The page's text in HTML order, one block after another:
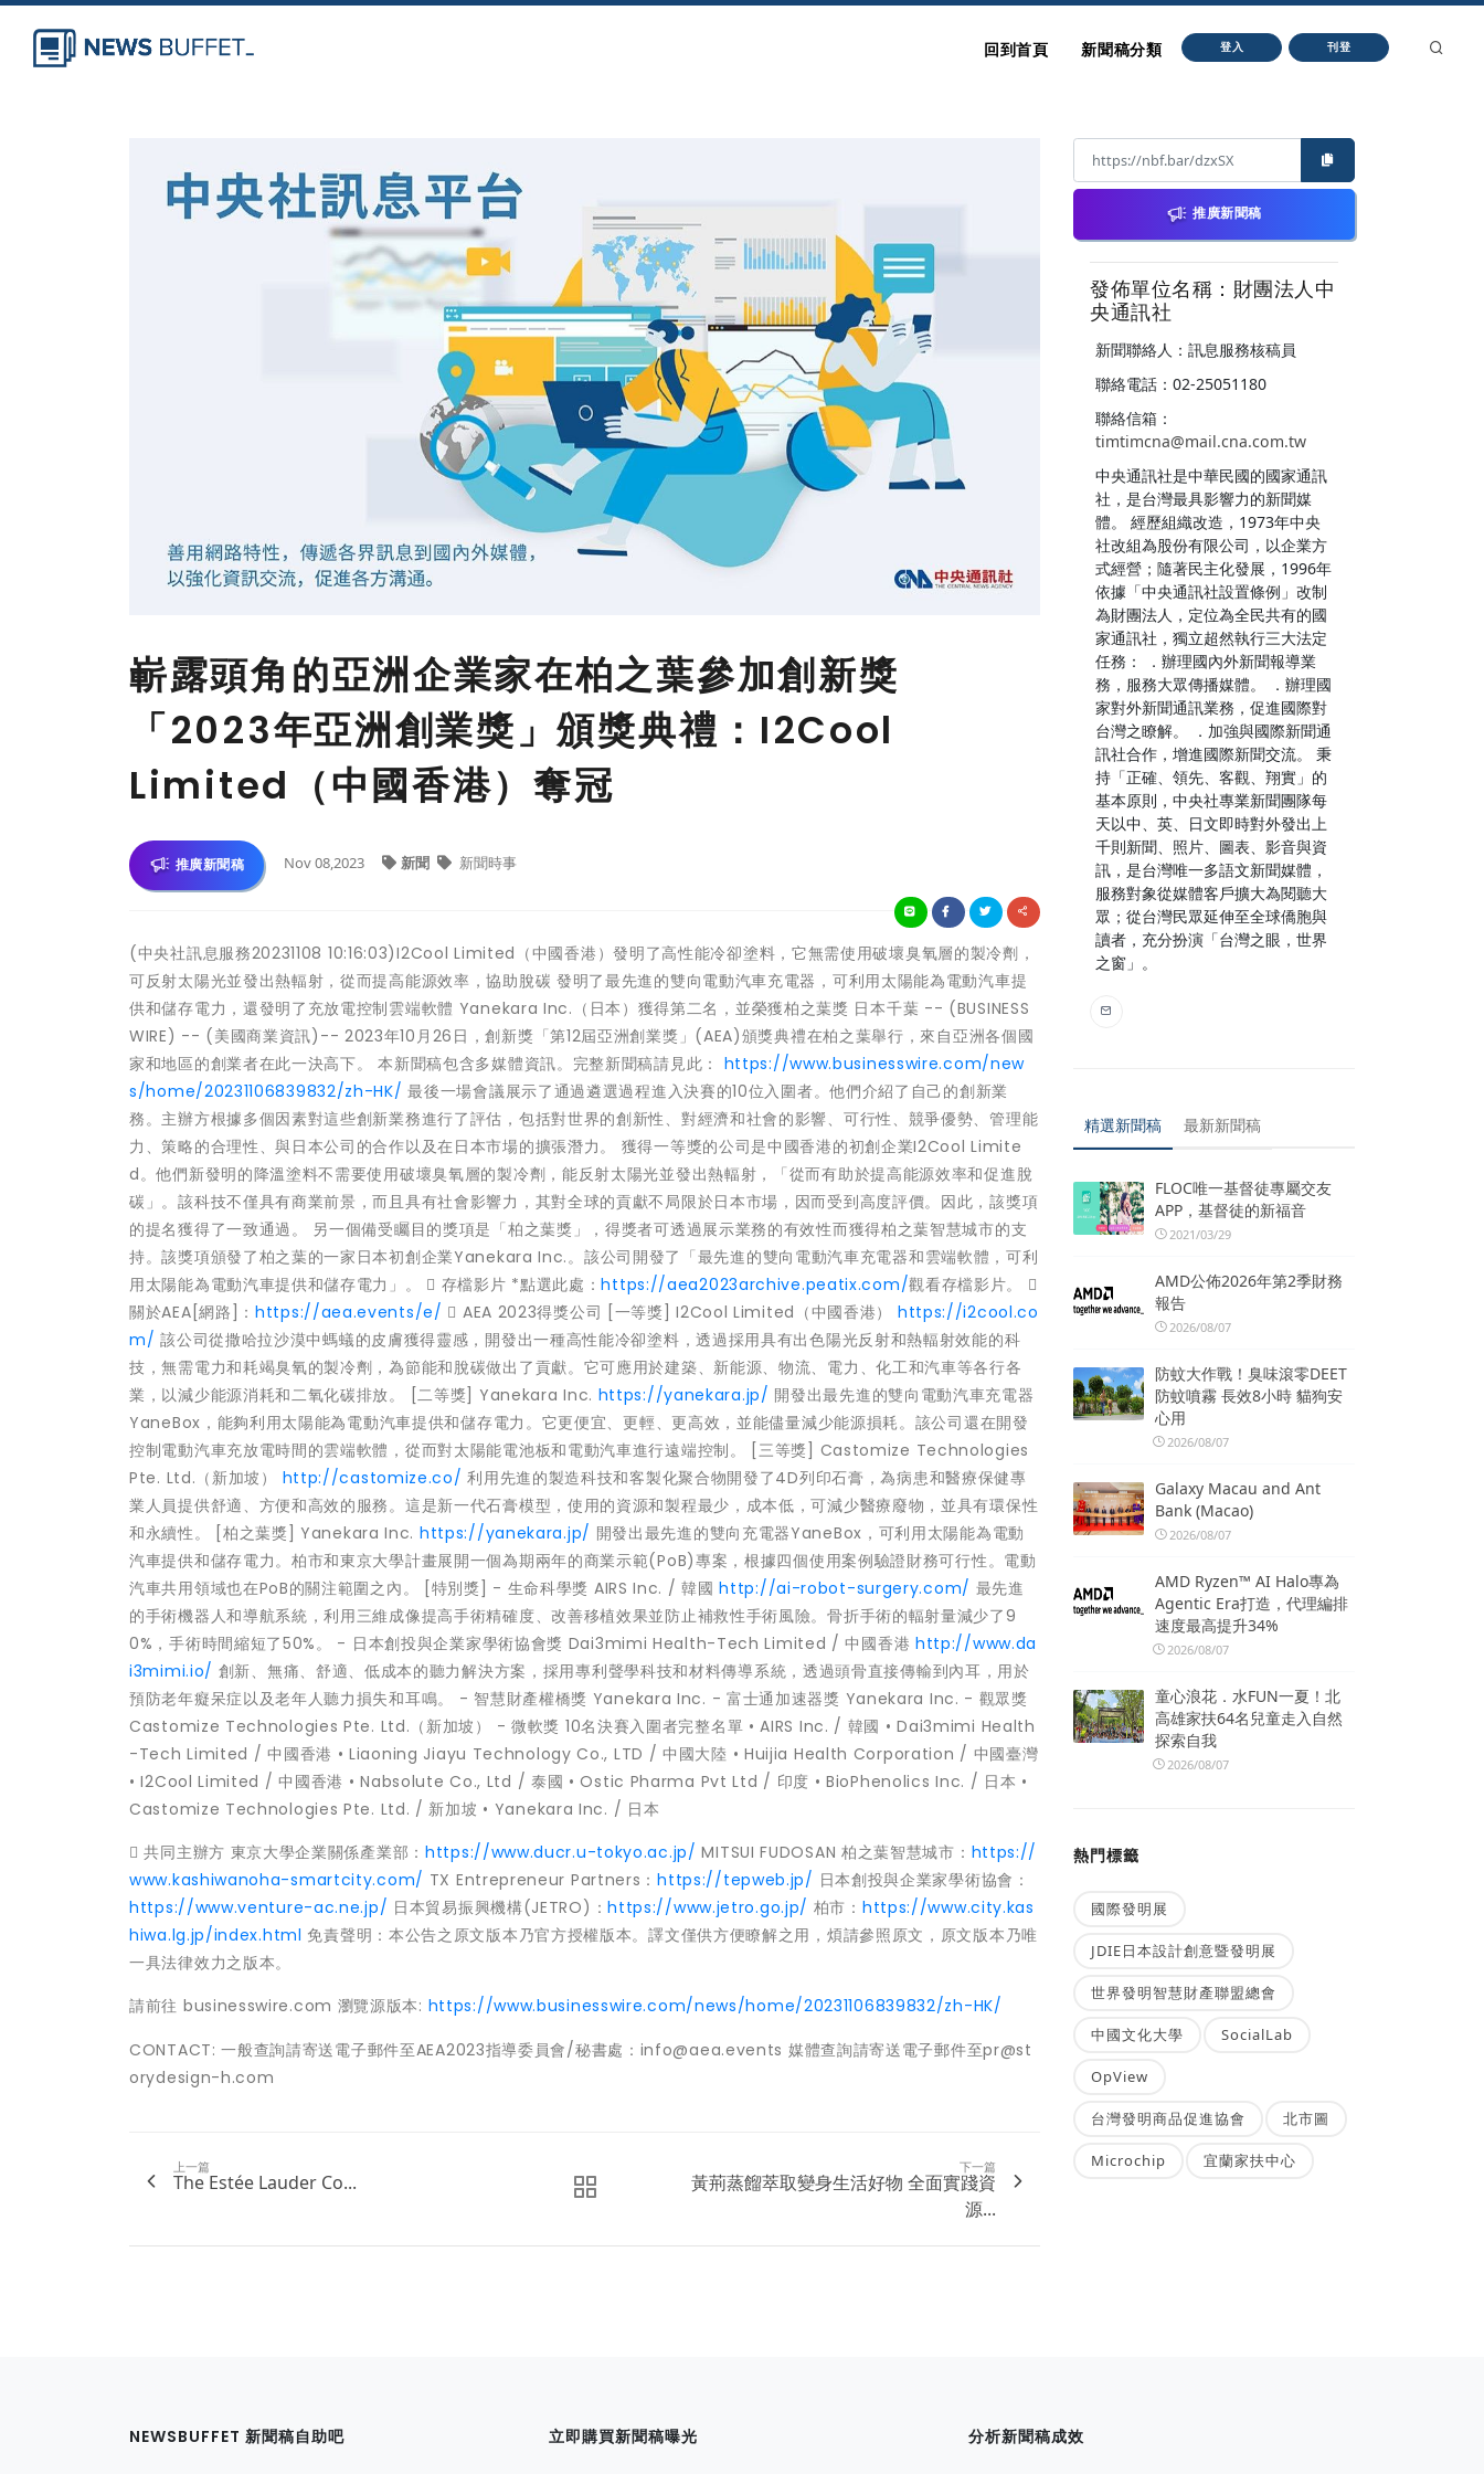
回到首頁 新聞稿分類 登入 刊登
嶄露頭角的亞洲企業家在柏之葉參加創新獎
「2023年亞洲創業獎」頒獎典禮：I2Cool
Limited（中國香港）奪冠
推廣新聞稿 Nov 08,2023 新聞 新聞時事
(中央社訊息服務20231108 10:16:03)I2Cool Limited（中國香港）發明了高性能冷卻塗料，它無需使用破壞臭氧層的製冷劑，
可反射太陽光並發出熱輻射，從而提高能源效率，協助脫碳 發明了最先進的雙向電動汽車充電器，可利用太陽能為電動汽車提
供和儲存電力，還發明了充放電控制雲端軟體 Yanekara Inc.（日本）獲得第二名，並榮獲柏之葉獎 日本千葉 -- (BUSINESS
WIRE) -- (美國商業資訊)-- 2023年10月26日，創新獎「第12屆亞洲創業獎」(AEA)頒獎典禮在柏之葉舉行，來自亞洲各個國
家和地區的創業者在此一決高下。 本新聞稿包含多媒體資訊。完整新聞稿請見此： https://www.businesswire.com/new
s/home/20231106839832/zh-HK/ 最後一場會議展示了通過遴選過程進入決賽的10位入圍者。他們介紹了自己的創新業
務。主辦方根據多個因素對這些創新業務進行了評估，包括對世界的創新性、對經濟和社會的影響、可行性、競爭優勢、管理能
力、策略的合理性、與日本公司的合作以及在日本市場的擴張潛力。 獲得一等獎的公司是中國香港的初創企業I2Cool Limite
d。他們新發明的降溫塗料不需要使用破壞臭氧層的製冷劑，能反射太陽光並發出熱輻射，「從而有助於提高能源效率和促進脫
碳」。該科技不僅具有商業前景，而且具有社會影響力，其對全球的貢獻不局限於日本市場，因而受到高度評價。因此，該獎項
的提名獲得了一致通過。 另一個備受矚目的獎項是「柏之葉獎」，得獎者可透過展示業務的有效性而獲得柏之葉智慧城市的支
持。該獎項頒發了柏之葉的一家日本初創企業Yanekara Inc.。該公司開發了「最先進的雙向電動汽車充電器和雲端軟體，可利
用太陽能為電動汽車提供和儲存電力」。  存檔影片 *點選此處：https://aea2023archive.peatix.com/觀看存檔影片。 
關於AEA[網路]： https://aea.events/e/  AEA 2023得獎公司 [一等獎] I2Cool Limited（中國香港） https://i2cool.co
m/ 該公司從撒哈拉沙漠中螞蟻的皮膚獲得靈感，開發出一種高性能冷卻塗料，透過採用具有出色陽光反射和熱輻射效能的科
技，無需電力和耗竭臭氧的製冷劑，為節能和脫碳做出了貢獻。它可應用於建築、新能源、物流、電力、化工和汽車等各行各
業，以減少能源消耗和二氧化碳排放。 [二等獎] Yanekara Inc. https://yanekara.jp/ 開發出最先進的雙向電動汽車充電器
YaneBox，能夠利用太陽能為電動汽車提供和儲存電力。它更便宜、更輕、更高效，並能儘量減少能源損耗。該公司還在開發
控制電動汽車充放電時間的雲端軟體，從而對太陽能電池板和電動汽車進行遠端控制。 [三等獎] Castomize Technologies
Pte. Ltd.（新加坡） http://castomize.co/ 利用先進的製造科技和客製化聚合物開發了4D列印石膏，為病患和醫療保健專
業人員提供舒適、方便和高效的服務。這是新一代石膏模型，使用的資源和製程最少，成本低，可減少醫療廢物，並具有環保性
和永續性。 [柏之葉獎] Yanekara Inc. https://yanekara.jp/ 開發出最先進的雙向充電器YaneBox，可利用太陽能為電動
汽車提供和儲存電力。柏市和東京大學計畫展開一個為期兩年的商業示範(PoB)專案，根據四個使用案例驗證財務可行性。電動
汽車共用領域也在PoB的關注範圍之內。 [特別獎] - 生命科學獎 AIRS Inc. / 韓國http://ai-robot-surgery.com/ 最先進
的手術機器人和導航系統，利用三維成像提高手術精確度、改善移植效果並防止補救性手術風險。骨折手術的輻射量減少了9
0%，手術時間縮短了50%。 - 日本創投與企業家學術協會獎 Dai3mimi Health-Tech Limited / 中國香港 http://www.da
i3mimi.io/ 創新、無痛、舒適、低成本的聽力解決方案，採用專利聲學科技和材料傳導系統，透過頭骨直接傳輸到內耳，用於
預防老年癡呆症以及老年人聽力損失和耳鳴。 - 智慧財產權橋獎 Yanekara Inc. - 富士通加速器獎 Yanekara Inc. - 觀眾獎
Castomize Technologies Pte. Ltd.（新加坡） - 微軟獎 10名決賽入圍者完整名單 • AIRS Inc. / 韓國 • Dai3mimi Health
-Tech Limited / 中國香港 • Liaoning Jiayu Technology Co., LTD / 中國大陸 • Huijia Health Corporation / 中國臺灣
• I2Cool Limited / 中國香港 • Nabsolute Co., Ltd / 泰國 • Ostic Pharma Pvt Ltd / 印度 • BioPhenolics Inc. / 日本 •
Castomize Technologies Pte. Ltd. / 新加坡 • Yanekara Inc. / 日本
 共同主辦方 東京大學企業關係產業部： https://www.ducr.u-tokyo.ac.jp/ MITSUI FUDOSAN 柏之葉智慧城市： https://
www.kashiwanoha-smartcity.com/ TX Entrepreneur Partners：https://tepweb.jp/ 日本創投與企業家學術協會：
https://www.venture-ac.ne.jp/ 日本貿易振興機構(JETRO)：https://www.jetro.go.jp/ 柏市： https://www.city.kas
hiwa.lg.jp/index.html 免責聲明：本公告之原文版本乃官方授權版本。譯文僅供方便瞭解之用，煩請參照原文，原文版本乃唯
一具法律效力之版本。
請前往 businesswire.com 瀏覽源版本: https://www.businesswire.com/news/home/20231106839832/zh-HK/
CONTACT: 一般查詢請寄送電子郵件至AEA2023指導委員會/秘書處：info@aea.events 媒體查詢請寄送電子郵件至pr@st
orydesign-h.com
上一篇
The Estée Lauder Co...
下一篇
黃荊蒸餾萃取變身生活好物 全面實踐資
源...
推廣新聞稿
發佈單位名稱：財團法人中
央通訊社
新聞聯絡人：訊息服務核稿員
聯絡電話：02-25051180
聯絡信箱：
timtimcna@mail.cna.com.tw
中央通訊社是中華民國的國家通訊
社，是台灣最具影響力的新聞媒
體。 經歷組織改造，1973年中央
社改組為股份有限公司，以企業方
式經營；隨著民主化發展，1996年
依據「中央通訊社設置條例」改制
為財團法人，定位為全民共有的國
家通訊社，獨立超然執行三大法定
任務： ．辦理國內外新聞報導業
務，服務大眾傳播媒體。 ．辦理國
家對外新聞通訊業務，促進國際對
台灣之瞭解。 ．加強與國際新聞通
訊社合作，增進國際新聞交流。 秉
持「正確、領先、客觀、翔實」的
基本原則，中央社專業新聞團隊每
天以中、英、日文即時對外發出上
千則新聞、照片、圖表、影音與資
訊，是台灣唯一多語文新聞媒體，
服務對象從媒體客戶擴大為閱聽大
眾；從台灣民眾延伸至全球僑胞與
讀者，充分扮演「台灣之眼，世界
之窗」。
精選新聞稿 最新新聞稿
FLOC唯一基督徒專屬交友
APP，基督徒的新福音
2021/03/29
AMD公佈2026年第2季財務
報告
2026/08/07
防蚊大作戰！臭味滾零DEET
防蚊噴霧 長效8小時 貓狗安
心用
2026/08/07
Galaxy Macau and Ant
Bank (Macao)
2026/08/07
AMD Ryzen™ AI Halo專為
Agentic Era打造，代理編排
速度最高提升34%
2026/08/07
童心浪花．水FUN一夏！北
高雄家扶64名兒童走入自然
探索自我
2026/08/07
熱門標籤
國際發明展
JDIE日本設計創意暨發明展
世界發明智慧財產聯盟總會
中國文化大學 SocialLab
OpView
台灣發明商品促進協會 北市圖
Microchip 宜蘭家扶中心
NEWSBUFFET 新聞稿自助吧 立即購買新聞稿曝光 分析新聞稿成效